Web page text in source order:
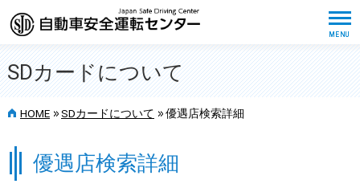
SDカードについて
HOME >> SDカードについて >> 優遇店検索詳細
優遇店検索詳細